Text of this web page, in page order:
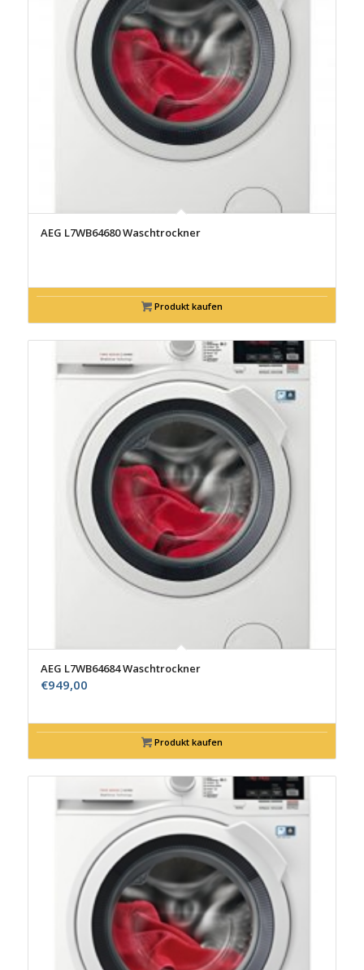
AEG L7WB64680 Waschtrockner
Produkt kaufen
AEG L7WB64684 Waschtrockner
€949,00
Produkt kaufen